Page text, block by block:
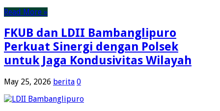
Read More »
FKUB dan LDII Bambanglipuro
Perkuat Sinergi dengan Polsek
untuk Jaga Kondusivitas Wilayah
May 25, 2026 berita 0